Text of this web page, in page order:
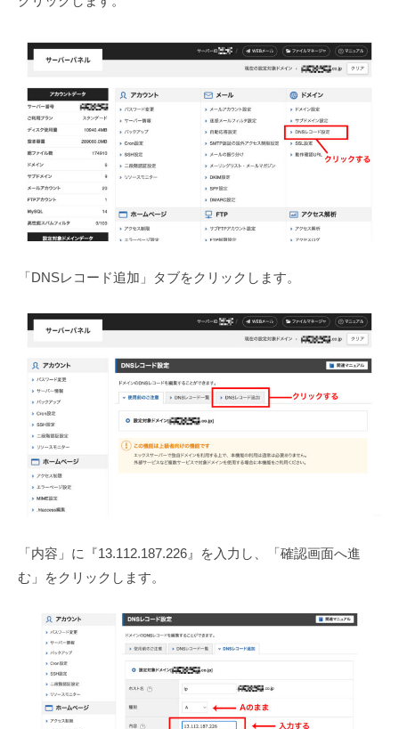
軽
に
。
「DNSレコード追加」タブをクリックします。
「内容」に『13.112.187.226』を入力し、「確認画面へ進
む」をクリックします。